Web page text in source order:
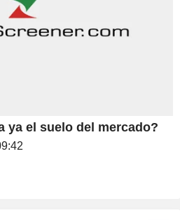
ya el suelo del mercado?